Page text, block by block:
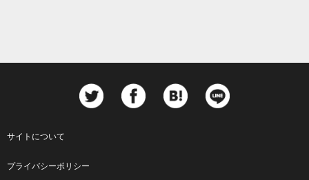
Footer
サイトについて
プライバシーポリシー